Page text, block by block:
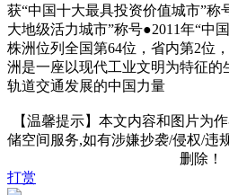
获“中国十大最具投资价值城市”称
大地级活力城市”称号●2011年“中
株洲位列全国第64位，省内第2位
洲是一座以现代工业文明为特征的
轨道交通发展的中国力量
【温馨提示】本文内容和图片为
储空间服务,如有涉嫌抄袭/侵权/违
删除！
打赏